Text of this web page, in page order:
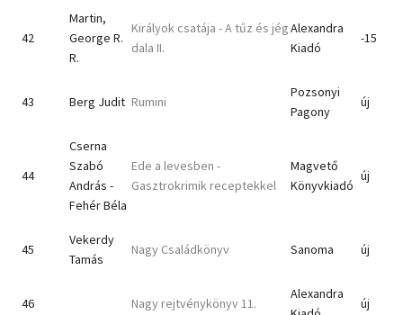
42
Martin,
George R.
R.
Királyok csatája - A tűz és jég
dala II.
Alexandra
Kiadó
-15
43 Berg Judit Rumini
Pozsonyi
Pagony
új
44
Cserna
Szabó
András -
Fehér Béla
Ede a levesben -
Gasztrokrimik receptekkel
Magvető
Könyvkiadó
új
45
Vekerdy
Tamás
Nagy Családkönyv Sanoma új
46 Nagy rejtvénykönyv 11.
Alexandra
új